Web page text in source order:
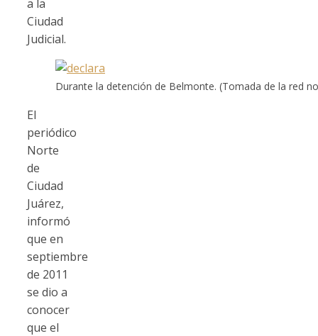
a la
Ciudad
Judicial.
Durante la detención de Belmonte. (Tomada de la red
El
periódico
Norte
de
Ciudad
Juárez,
informó
que en
septiembre
de 2011
se dio a
conocer
que el